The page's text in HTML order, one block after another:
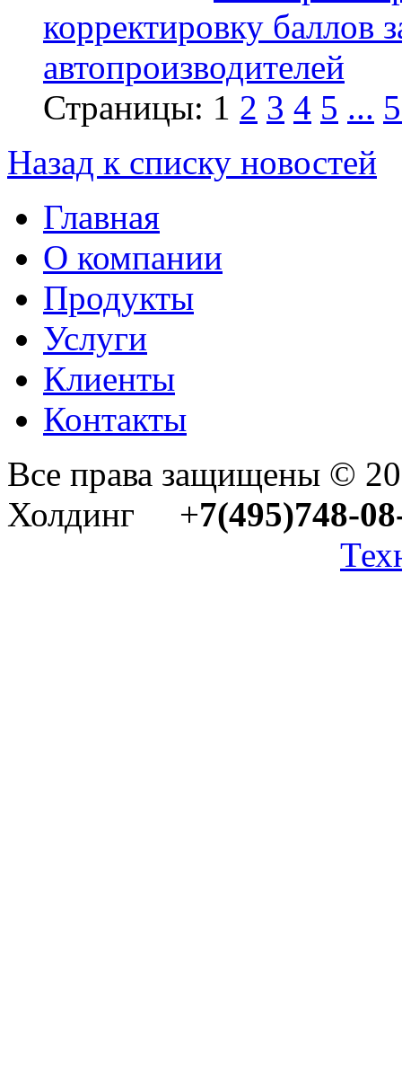
корректировку
автопроизводителей
Страницы: 1 2 3 4 5 ...
Назад к списку новостей
Главная
О компании
Продукты
Услуги
Клиенты
Контакты
Все права защищены ©
Холдинг +7(495)748-